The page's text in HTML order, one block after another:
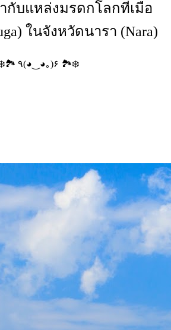
กับแหล่งมรดกโลกที่เมือ
ในจังหวัดนารา (Nara)
❄️🏞️ ٩(◕‿◕｡)۶ 🏞️❄️